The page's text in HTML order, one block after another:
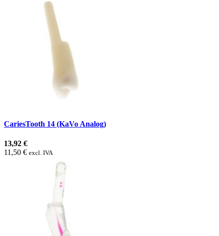
CariesTooth 14 (KaVo Analog)
13,92 €
11,50 € excl. IVA